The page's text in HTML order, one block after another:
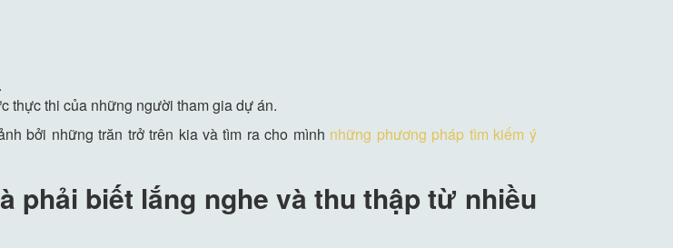
thực thi của những người tham gia dự án.
bởi những trăn trở trên kia và tìm ra cho mình những phương pháp tìm kiếm ý
phải biết lắng nghe và thu thập từ nhiều